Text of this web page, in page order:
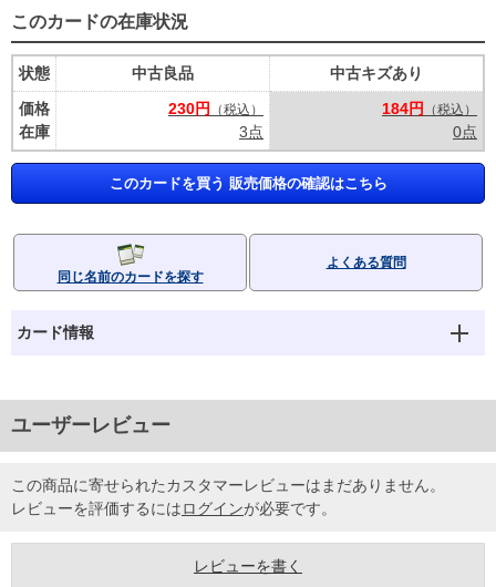
このカードの在庫状況
状態
価格
在庫
中古良品
230円
（税込）
3点
中古キズあり
184円
（税込）
0点
このカードを買う 販売価格の確認はこちら
同じ名前のカードを探す
よくある質問
カード情報
ユーザーレビュー
この商品に寄せられたカスタマーレビューはまだありません。
レビューを評価するにはログインが必要です。
レビューを書く